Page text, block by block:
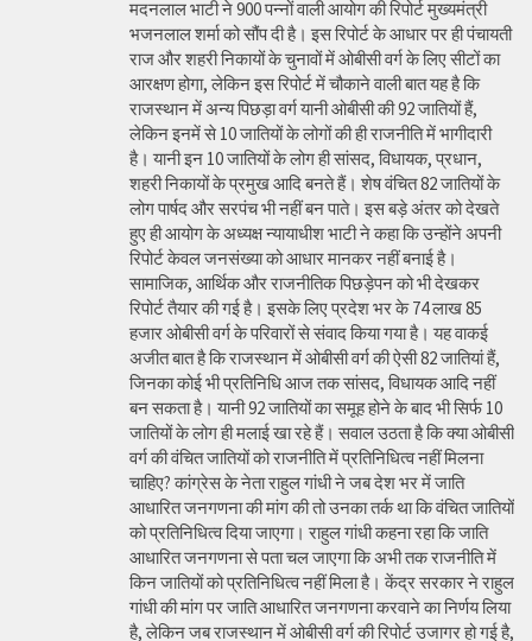
मदनलाल भाटी ने 900 पन्नों वाली आयोग की रिपोर्ट मुख्यमंत्री
भजनलाल शर्मा को सौंप दी है। इस रिपोर्ट के आधार पर ही पंचायती
राज और शहरी निकायों के चुनावों में ओबीसी वर्ग के लिए सीटों का
आरक्षण होगा, लेकिन इस रिपोर्ट में चौकाने वाली बात यह है कि
राजस्थान में अन्य पिछड़ा वर्ग यानी ओबीसी की 92 जातियों हैं,
लेकिन इनमें से 10 जातियों के लोगों की ही राजनीति में भागीदारी
है। यानी इन 10 जातियों के लोग ही सांसद, विधायक, प्रधान,
शहरी निकायों के प्रमुख आदि बनते हैं। शेष वंचित 82 जातियों के
लोग पार्षद और सरपंच भी नहीं बन पाते। इस बड़े अंतर को देखते
हुए ही आयोग के अध्यक्ष न्यायाधीश भाटी ने कहा कि उन्होंने अपनी
रिपोर्ट केवल जनसंख्या को आधार मानकर नहीं बनाई है।
सामाजिक, आर्थिक और राजनीतिक पिछड़ेपन को भी देखकर
रिपोर्ट तैयार की गई है। इसके लिए प्रदेश भर के 74 लाख 85
हजार ओबीसी वर्ग के परिवारों से संवाद किया गया है। यह वाकई
अजीत बात है कि राजस्थान में ओबीसी वर्ग की ऐसी 82 जातियां हैं,
जिनका कोई भी प्रतिनिधि आज तक सांसद, विधायक आदि नहीं
बन सकता है। यानी 92 जातियों का समूह होने के बाद भी सिर्फ 10
जातियों के लोग ही मलाई खा रहे हैं। सवाल उठता है कि क्या ओबीसी
वर्ग की वंचित जातियों को राजनीति में प्रतिनिधित्व नहीं मिलना
चाहिए? कांग्रेस के नेता राहुल गांधी ने जब देश भर में जाति
आधारित जनगणना की मांग की तो उनका तर्क था कि वंचित जातियों
को प्रतिनिधित्व दिया जाएगा। राहुल गांधी कहना रहा कि जाति
आधारित जनगणना से पता चल जाएगा कि अभी तक राजनीति में
किन जातियों को प्रतिनिधित्व नहीं मिला है। केंद्र सरकार ने राहुल
गांधी की मांग पर जाति आधारित जनगणना करवाने का निर्णय लिया
है, लेकिन जब राजस्थान में ओबीसी वर्ग की रिपोर्ट उजागर हो गई है,